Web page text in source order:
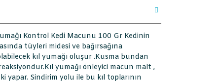
Kontrol Kedi Macunu 100 Gr Kedinin
tüyleri midesi ve bağırsağına
kıl yumağı oluşur .Kusma bundan
yumağı önleyici macun malt ,
yapar. Sindirim yolu ile bu kıl toplarının